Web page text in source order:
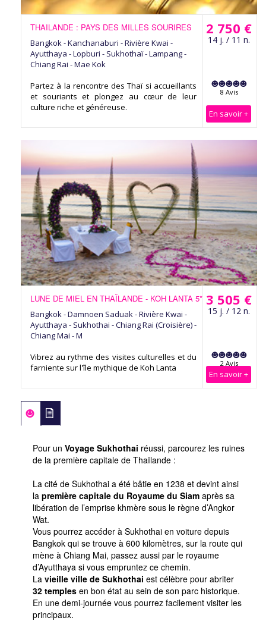
2 750 €
14 j. / 11 n.
8 Avis
En savoir +
THAILANDE : PAYS DES MILLES SOURIRES
Bangkok - Kanchanaburi - Rivière Kwai -
Ayutthaya - Lopburi - Sukhothaï - Lampang -
Chiang Rai - Mae Kok
Partez à la rencontre des Thaï si accueillants
et souriants et plongez au cœur de leur
culture riche et généreuse.
3 505 €
15 j. / 12 n.
2 Avis
En savoir +
LUNE DE MIEL EN THAÏLANDE - KOH LANTA 5*
Bangkok - Damnoen Saduak - Rivière Kwai -
Ayutthaya - Sukhothai - Chiang Rai (Croisière) -
Chiang Mai - M
Vibrez au rythme des visites culturelles et du
farniente sur l'île mythique de Koh Lanta
Pour un Voyage Sukhothai réussi, parcourez les ruines
de la première capitale de Thaïlande :
La cité de Sukhothai a été bâtie en 1238 et devint ainsi
la première capitale du Royaume du Siam après sa
libération de l’emprise khmère sous le règne d’Angkor
Wat.
Vous pourrez accéder à Sukhothai en voiture depuis
Bangkok qui se trouve à 600 kilomètres, sur la route qui
mène à Chiang Mai, passez aussi par le royaume
d’Ayutthaya si vous empruntez ce chemin.
La vieille ville de Sukhothai est célèbre pour abriter
32 temples en bon état au sein de son parc historique.
En une demi-journée vous pourrez facilement visiter les
principaux.